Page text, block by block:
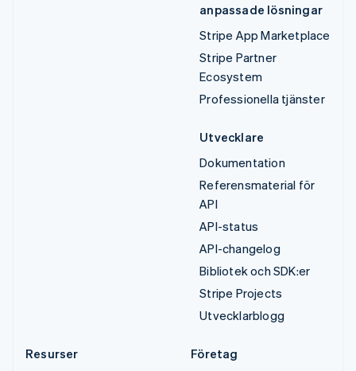
anpassade lösningar
Stripe App Marketplace
Stripe Partner
Ecosystem
Professionella tjänster
Utvecklare
Dokumentation
Referensmaterial för
API
API-status
API-changelog
Bibliotek och SDK:er
Stripe Projects
Utvecklarblogg
Resurser
Företag